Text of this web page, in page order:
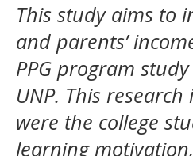
This study aims to
and parents’
PPG program
UNP. This
were the college
learning